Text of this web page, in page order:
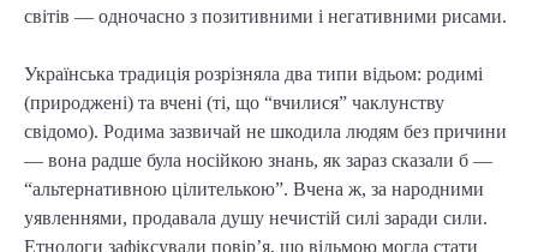
світів — одночасно з позитивними і негативними рисами.
Українська традиція розрізняла два типи відьом: родимі
(природжені) та вчені (ті, що “вчилися” чаклунству
свідомо). Родима зазвичай не шкодила людям без причини
— вона радше була носійкою знань, як зараз сказали б —
“альтернативною цілителькою”. Вчена ж, за народними
уявленнями, продавала душу нечистій силі заради сили.
Етнологи зафіксували повір’я, що відьмою могла стати